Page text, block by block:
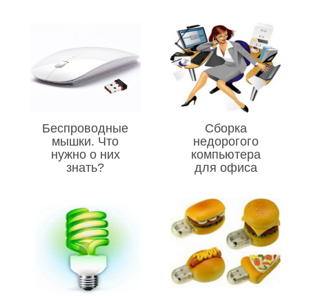
Беспроводные
мышки. Что
нужно о них
знать?
Сборка
недорогого
компьютера
для офиса